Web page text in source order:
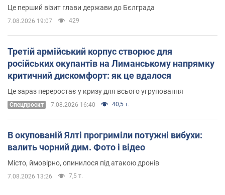
Це перший візит глави держави до Бєлграда
7.08.2026 19:07 429
Третій армійський корпус створює для
російських окупантів на Лиманському напрямку
критичний дискомфорт: як це вдалося
Це зараз переростає у кризу для всього угруповання
Cпецпроєкт 7.08.2026 16:40 40,5 т.
В окупованій Ялті прогриміли потужні вибухи:
валить чорний дим. Фото і відео
Місто, ймовірно, опинилося під атакою дронів
7.08.2026 13:26 7,5 т.